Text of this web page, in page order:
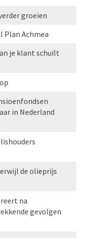
groeien
Plan Achmea
je klant schuilt
in Nederland
de olieprijs
na
gevolgen